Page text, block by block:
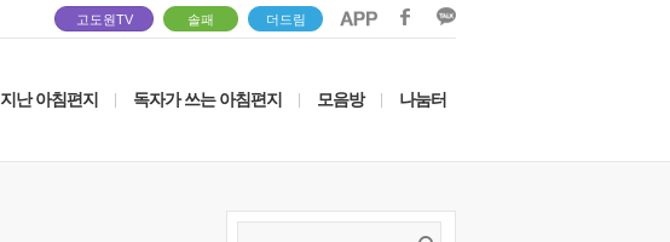
고도원TV 솔패 더드림
지난 아침편지 독자가 쓰는 아침편지 모음방 나눔터